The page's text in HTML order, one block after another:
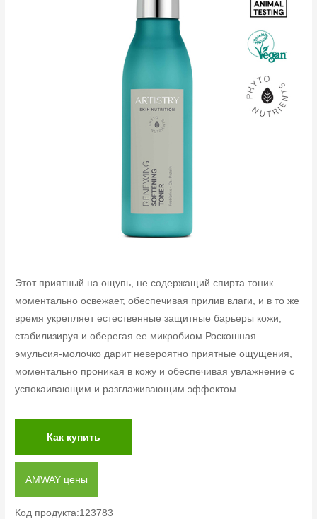
Этот приятный на ощупь, не содержащий спирта тоник
моментально освежает, обеспечивая прилив влаги, и в то же
время укрепляет естественные защитные барьеры кожи,
стабилизируя и оберегая ее микробиом Роскошная
эмульсия-молочко дарит невероятно приятные ощущения,
моментально проникая в кожу и обеспечивая увлажнение с
успокаивающим и разглаживающим эффектом.
Как купить
AMWAY цены
Код продукта:123783